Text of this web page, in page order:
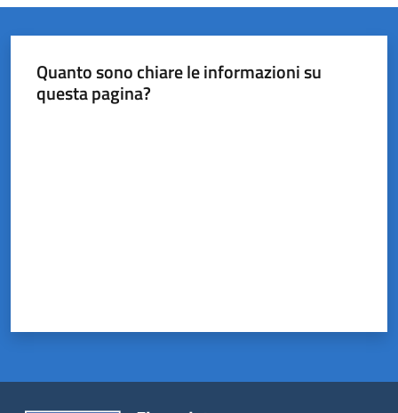
Quanto sono chiare le informazioni su
questa pagina?